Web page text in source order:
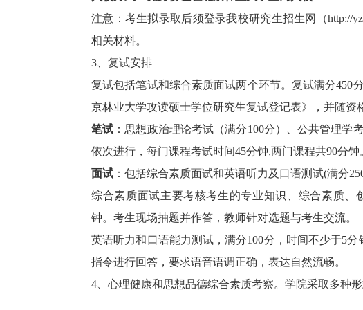
注意：考生拟录取后须登录我校研究生招生网（http://
相关材料。
3、复试安排
复试包括笔试和综合素质面试两个环节。复试满分450
京林业大学攻读硕士学位研究生复试登记表》，并随资
笔试 ：思想政治理论考试（满分100分）、公共管理
依次进行，每门课程考试时间45分钟,两门课程共90分
面试 ：包括综合素质面试和英语听力及口语测试(满分
综合素质面试主要考核考生的专业知识、综合素质、
钟。考生现场抽题并作答，教师针对选题与考生交流。
英语听力和口语能力测试，满分100分，时间不少于5
指令进行回答，要求语音语调正确，表达自然流畅。
4、心理健康和思想品德综合素质考察。学院采取多种